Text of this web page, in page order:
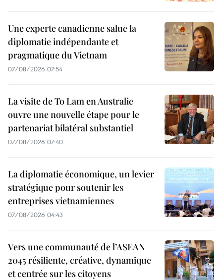
Une experte canadienne salue la
diplomatie indépendante et
pragmatique du Vietnam
07/08/2026 07:54
La visite de To Lam en Australie
ouvre une nouvelle étape pour le
partenariat bilatéral substantiel
07/08/2026 07:40
La diplomatie économique, un levier
stratégique pour soutenir les
entreprises vietnamiennes
07/08/2026 04:43
Vers une communauté de l’ASEAN
2045 résiliente, créative, dynamique
et centrée sur les citoyens